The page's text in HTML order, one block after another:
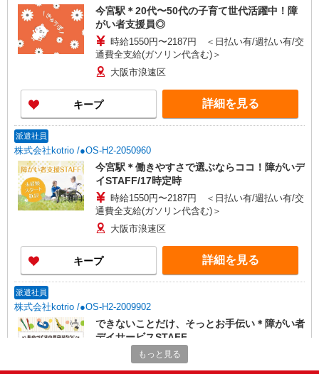
今宮駅＊20代〜50代の子育て世代活躍中！障
がい者支援員◎
時給1550円〜2187円 ＜日払い有/週払い有/交
通費全支給(ガソリン代含む)＞
大阪市浪速区
キープ 詳細を見る
派遣社員
株式会社kotrio /●OS-H2-2050960
今宮駅＊働きやすさで選ぶならココ！障がいデ
イSTAFF/17時定時
時給1550円〜2187円 ＜日払い有/週払い有/交
通費全支給(ガソリン代含む)＞
大阪市浪速区
キープ 詳細を見る
派遣社員
株式会社kotrio /●OS-H2-2009902
できないことだけ、そっとお手伝い＊障がい者
デイサービスSTAFF
時給1550円〜2187円 ＜日払い有/週払い有/交
もっと見る